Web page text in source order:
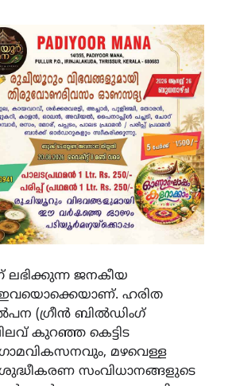
ലഭിക്കുന്ന ജനകീയ
ഹരിത
(ഗ്രീൻ ബിൽഡിംഗ്
കുറഞ്ഞ കെട്ടിട
മഴവെള്ള
സംവിധാനങ്ങളുടെ